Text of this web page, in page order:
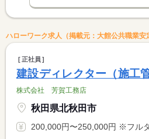
ハローワーク求人（掲載元：大館公共職業
正社員
建設ディレクター（施工
株式会社 芳賀工務店
秋田県北秋田市
200,000円〜250,000円 ※フルタイム求人の場合は月額（換算額）、